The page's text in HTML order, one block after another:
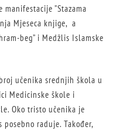
”Stazama
Mjeseca knjige, a
beg” i Medžlis Islamske
učenika srednjih škola u
Medicinske škole i
Oko tristo učenika je
raduje. Također,